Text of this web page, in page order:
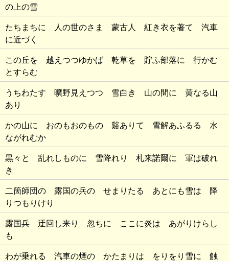
の上の雪
たちまちに 人の世のさま 蒙古人 紅き衣を著て 汽車
に近づく
この丘を 越えつつゆかば 乾草を 貯ふ部落に 行かむ
とすらむ
うちわたす 曠野見えつつ 雪白き 山の間に 黄なる山
あり
かの山に おのもおのもの 谿ありて 雪解あふるる 水
ながれむか
黒々と 乱れしものに 雪降れり 札来諾爾に 軍は破れ
き
二箇師団の 露国の兵の せまりたる あとにも雪は 降
りつもりけり
露国兵 迂回し来り 忽ちに ここに炎は あがりけらし
も
わが乗れる 汽車の煙の かたまりは をりをり雪に 触